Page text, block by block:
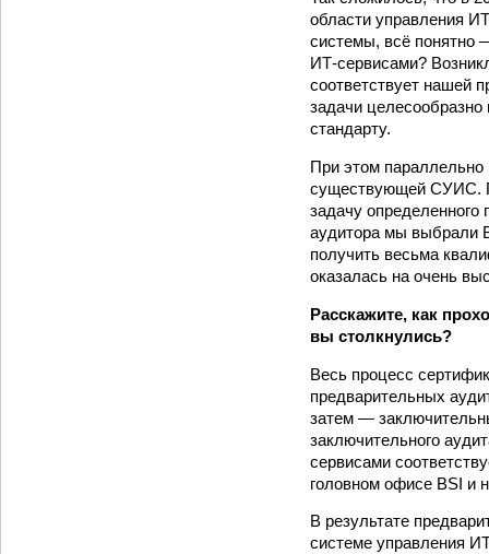
области управления
системы, всё понятно
ИТ-сервисами?
соответствует нашей
задачи
стандарту.
При этом
существующей СУИС.
задачу определенного
аудитора мы выбрали
получить весьма
оказалась на очень
Расскажите, как
вы столкнулись?
Весь процесс
предварительных
затем —
заключительного
сервисами
головном офисе BSI и
В результате
системе управления